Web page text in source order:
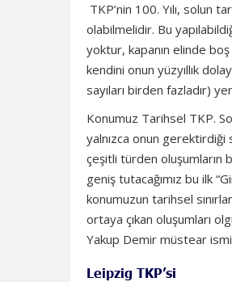
TKP’nin 100. Yılı, solun
olabilmelidir. Bu
yoktur, kapanın elinde
kendini onun yüzyıllık
sayıları birden fazladır)
Konumuz Tarihsel TKP.
yalnızca onun gerektirdiği
çeşitli türden oluşumların
geniş tutacağımız bu ilk
konumuzun tarihsel
ortaya çıkan oluşumları
Yakup Demir müstear
Leipzig TKP’si